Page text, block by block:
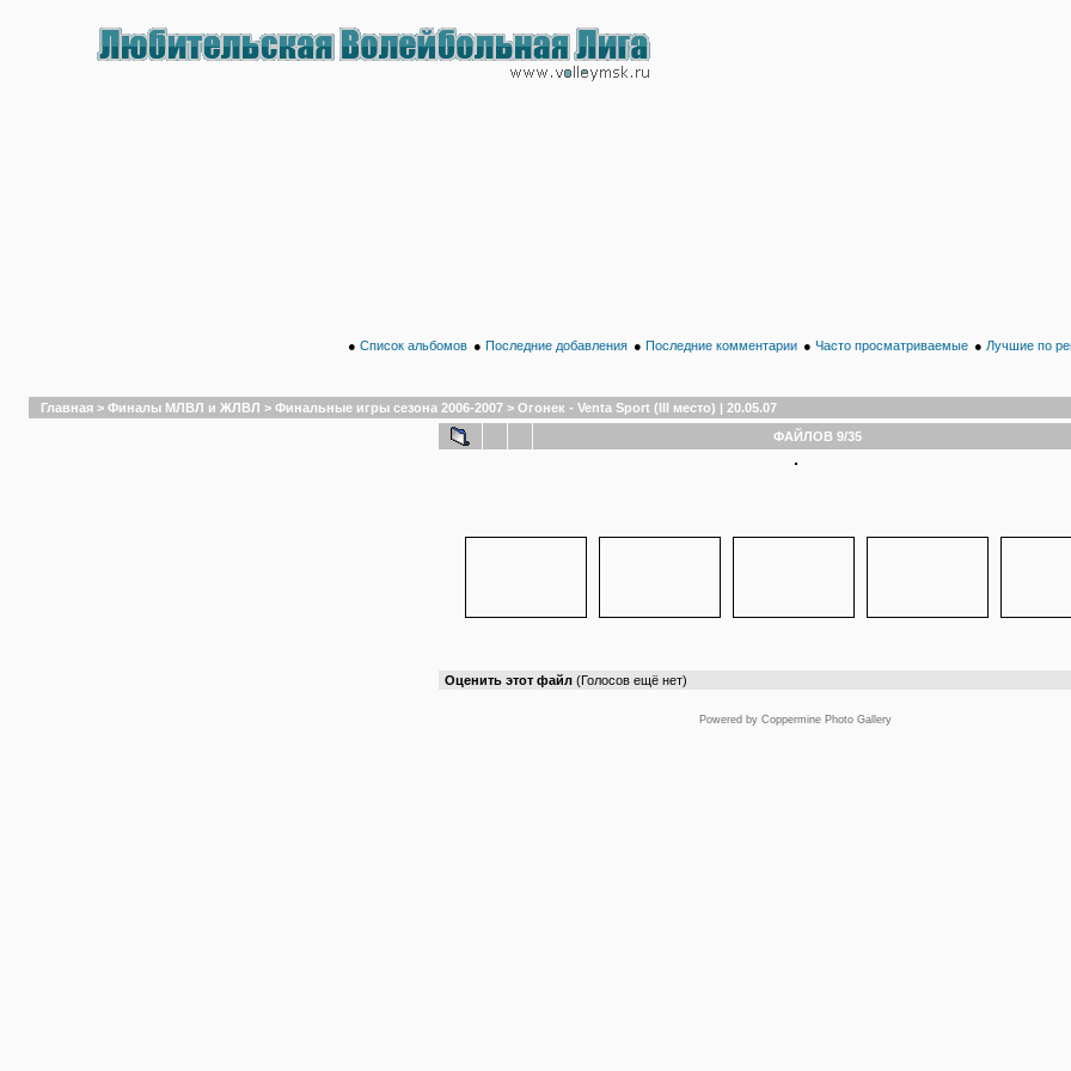
● Список альбомов ● Последние добавления ● Последние комментарии ● Часто просматриваемые ● Лучшие по
Главная > Финалы МЛВЛ и ЖЛВЛ > Финальные игры сезона 2006-2007 > Огонек - Venta Sport (III место) | 20.05.07
ФАЙЛОВ 9/35
Оценить этот файл (Голосов ещё нет)
Powered by Coppermine Photo Gallery